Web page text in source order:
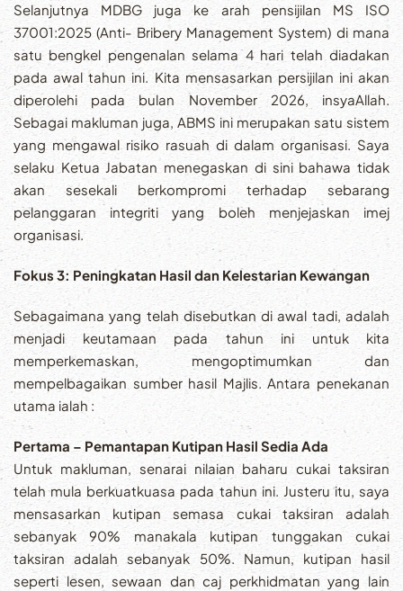
Selanjutnya MDBG juga ke arah pensijilan MS ISO
37001:2025 (Anti- Bribery Management System) di mana
satu bengkel pengenalan selama 4 hari telah diadakan
pada awal tahun ini. Kita mensasarkan persijilan ini akan
diperolehi pada bulan November 2026, insyaAllah.
Sebagai makluman juga, ABMS ini merupakan satu sistem
yang mengawal risiko rasuah di dalam organisasi. Saya
selaku Ketua Jabatan menegaskan di sini bahawa tidak
akan sesekali berkompromi terhadap sebarang
pelanggaran integriti yang boleh menjejaskan imej
organisasi.
Fokus 3: Peningkatan Hasil dan Kelestarian Kewangan
Sebagaimana yang telah disebutkan di awal tadi, adalah
menjadi keutamaan pada tahun ini untuk kita
memperkemaskan, mengoptimumkan dan
mempelbagaikan sumber hasil Majlis. Antara penekanan
utama ialah :
Pertama – Pemantapan Kutipan Hasil Sedia Ada
Untuk makluman, senarai nilaian baharu cukai taksiran
telah mula berkuatkuasa pada tahun ini. Justeru itu, saya
mensasarkan kutipan semasa cukai taksiran adalah
sebanyak 90% manakala kutipan tunggakan cukai
taksiran adalah sebanyak 50%. Namun, kutipan hasil
seperti lesen, sewaan dan caj perkhidmatan yang lain